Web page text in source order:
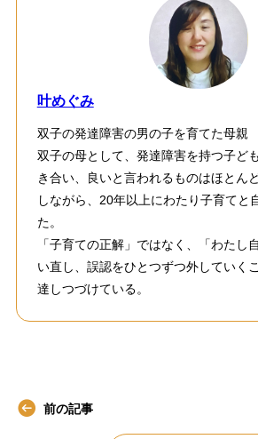
叶めぐみ
双子の発達障害の男の子を育てた母親
双子の母として、発達障害を持つ子ど
き合い、良いと言われるものはほとん
しながら、20年以上にわたり子育てと
た。
「子育ての正解」ではなく、「わたし
い直し、誤認をひとつずつ外していく
達しつづけている。
前の記事